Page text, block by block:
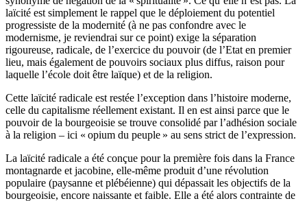
laïcité est simplement le rappel que le déploiement du potentiel
progressiste de la modernité (à ne pas confondre avec le
modernisme, je reviendrai sur ce point) exige la séparation
rigoureuse, radicale, de l’exercice du pouvoir (de l’Etat en premier
lieu, mais également de pouvoirs sociaux plus diffus, raison pour
laquelle l’école doit être laïque) et de la religion.
Cette laïcité radicale est restée l’exception dans l’histoire moderne,
celle du capitalisme réellement existant. Il en est ainsi parce que le
pouvoir de la bourgeoisie se trouve consolidé par l’adhésion sociale
à la religion – ici « opium du peuple » au sens strict de l’expression.
La laïcité radicale a été conçue pour la première fois dans la France
montagnarde et jacobine, elle-même produit d’une révolution
populaire (paysanne et plébéienne) qui dépassait les objectifs de la
bourgeoisie, encore naissante et faible. Elle a été alors contrainte de